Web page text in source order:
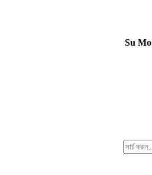
Su Mo
Search
For: